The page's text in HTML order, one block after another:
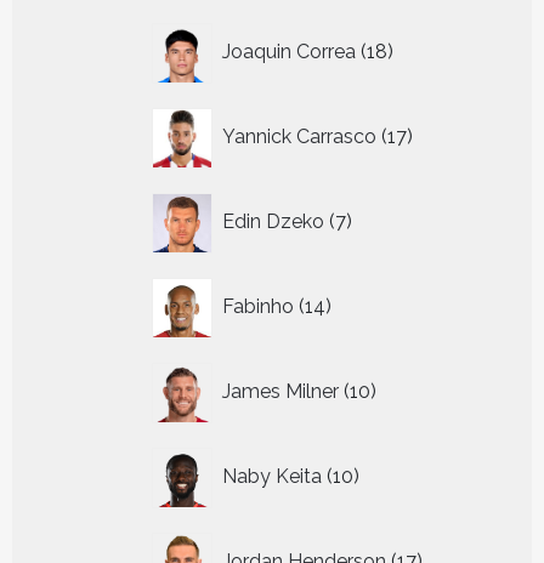
Joaquin Correa 18
producten
Yannick Carrasco 17
producten
Edin Dzeko 7
producten
Fabinho 14
producten
James Milner 10
producten
Naby Keita 10
producten